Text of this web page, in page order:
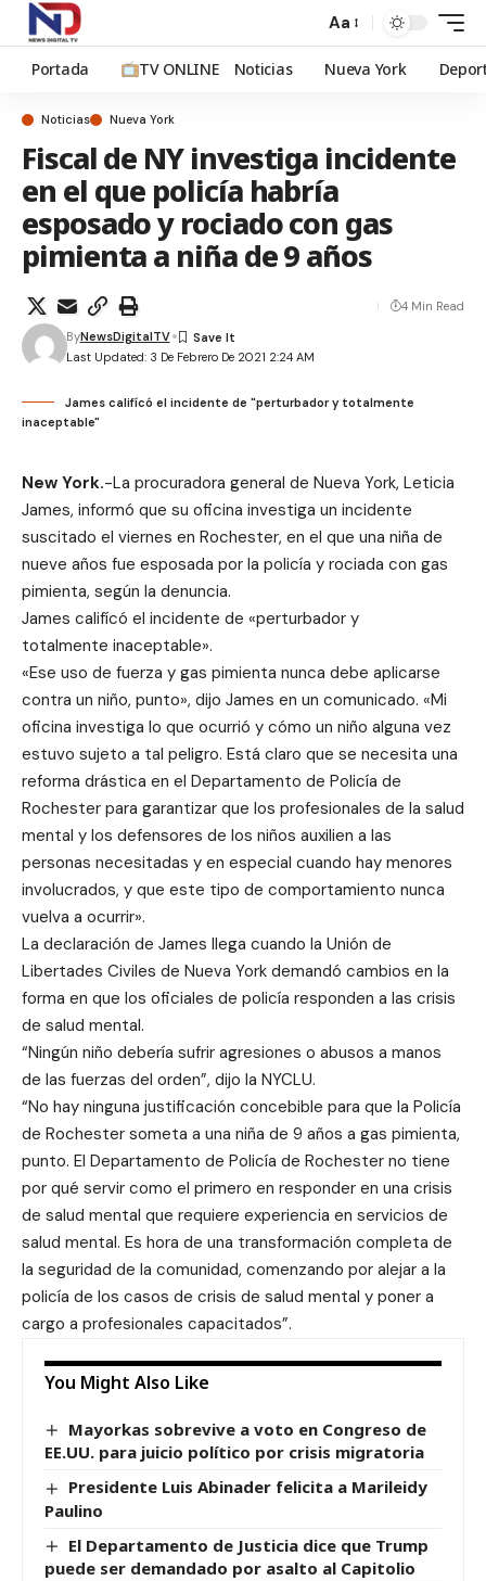
Aa
Portada TV ONLINE Noticias Nueva York
Noticias Nueva York
Fiscal de NY investiga incidente
en el que policía habría
esposado y rociado con gas
pimienta a niña de 9 años
Last Updated: 3 De Febrero De 2021 2:24 AM
ByNewsDigitalTV
4 Min Read
James califícó el incidente de "perturbador y totalmente
inaceptable"
New York.-La procuradora general de Nueva York, Leticia
James, informó que su oficina investiga un incidente
suscitado el viernes en Rochester, en el que una niña de
nueve años fue esposada por la policía y rociada con gas
pimienta, según la denuncia.
James califícó el incidente de «perturbador y
totalmente inaceptable».
«Ese uso de fuerza y ​​gas pimienta nunca debe aplicarse
contra un niño, punto», dijo James en un comunicado. «Mi
oficina investiga lo que ocurrió y cómo un niño alguna vez
estuvo sujeto a tal peligro. Está claro que se necesita una
reforma drástica en el Departamento de Policía de
Rochester para garantizar que los profesionales de la salud
mental y los defensores de los niños auxilien a las
personas necesitadas y en especial cuando hay menores
involucrados, y que este tipo de comportamiento nunca
vuelva a ocurrir».
La declaración de James llega cuando la Unión de
Libertades Civiles de Nueva York demandó cambios en la
forma en que los oficiales de policía responden a las crisis
de salud mental.
“Ningún niño debería sufrir agresiones o abusos a manos
de las fuerzas del orden”, dijo la NYCLU.
“No hay ninguna justificación concebible para que la Policía
de Rochester someta a una niña de 9 años a gas pimienta,
punto. El Departamento de Policía de Rochester no tiene
por qué servir como el primero en responder en una crisis
de salud mental que requiere experiencia en servicios de
salud mental. Es hora de una transformación completa de
la seguridad de la comunidad, comenzando por alejar a la
policía de los casos de crisis de salud mental y poner a
cargo a profesionales capacitados”.
You Might Also Like
Mayorkas sobrevive a voto en Congreso de
EE.UU. para juicio político por crisis migratoria
Presidente Luis Abinader felicita a Marileidy
Paulino
El Departamento de Justicia dice que Trump
puede ser demandado por asalto al Capitolio